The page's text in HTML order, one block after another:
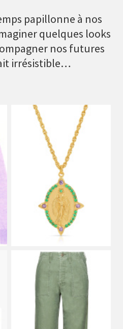
papillonne à nos
quelques looks
nos futures
irrésistible…